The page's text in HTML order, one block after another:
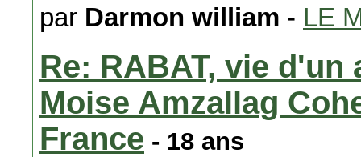
par Darmon william - LE
Re: RABAT, vie
Moise Amzallag
France - 18 ans